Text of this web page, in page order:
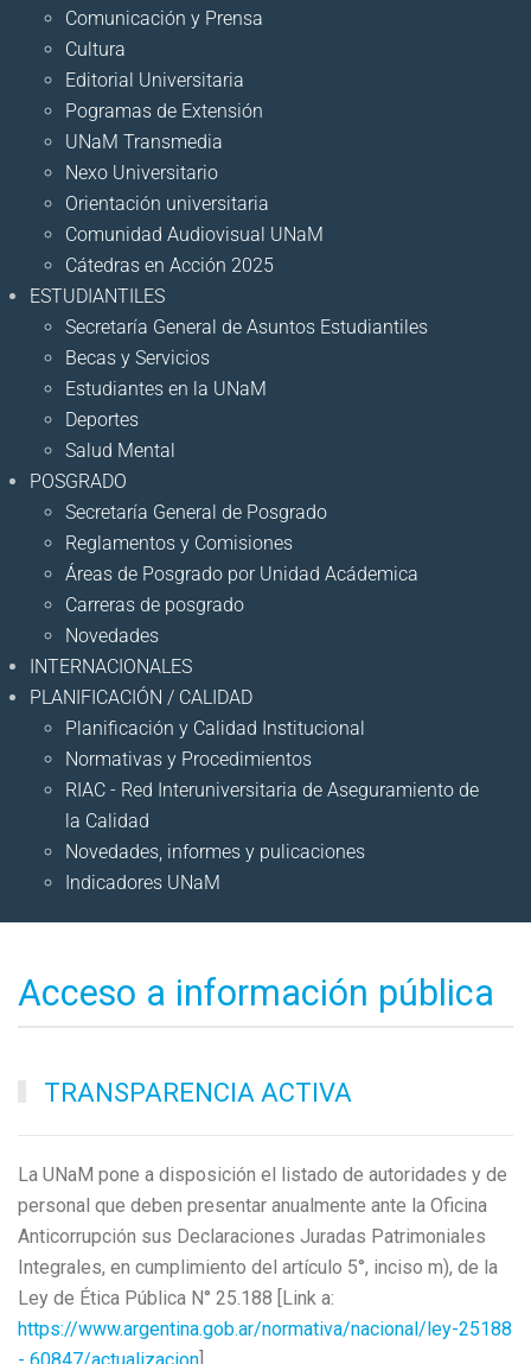
Comunicación y Prensa
Cultura
Editorial Universitaria
Pogramas de Extensión
UNaM Transmedia
Nexo Universitario
Orientación universitaria
Comunidad Audiovisual UNaM
Cátedras en Acción 2025
ESTUDIANTILES
Secretaría General de Asuntos Estudiantiles
Becas y Servicios
Estudiantes en la UNaM
Deportes
Salud Mental
POSGRADO
Secretaría General de Posgrado
Reglamentos y Comisiones
Áreas de Posgrado por Unidad Acádemica
Carreras de posgrado
Novedades
INTERNACIONALES
PLANIFICACIÓN / CALIDAD
Planificación y Calidad Institucional
Normativas y Procedimientos
RIAC - Red Interuniversitaria de Aseguramiento de
la Calidad
Novedades, informes y pulicaciones
Indicadores UNaM
Acceso a información pública
TRANSPARENCIA ACTIVA
La UNaM pone a disposición el listado de autoridades y de
personal que deben presentar anualmente ante la Oficina
Anticorrupción sus Declaraciones Juradas Patrimoniales
Integrales, en cumplimiento del artículo 5°, inciso m), de la
Ley de Ética Pública N° 25.188 [Link a:
https://www.argentina.gob.ar/normativa/nacional/ley-25188